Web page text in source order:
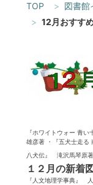
TOP
図書館
12月おすす
『ホワイトウォー 青
雄彦著 ・『五犬士走る
八犬伝』 滝沢馬琴原
１２月の新着
『人文地理学事典』